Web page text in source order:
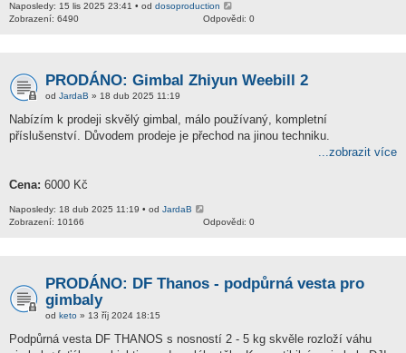
Naposledy: 15 lis 2025 23:41 • od dosoproduction
Odpovědi: 0
Zobrazení: 6490
PRODÁNO: Gimbal Zhiyun Weebill 2
od JardaB » 18 dub 2025 11:19
Nabízím k prodeji skvělý gimbal, málo používaný, kompletní
příslušenství. Důvodem prodeje je přechod na jinou techniku.
...zobrazit více
Cena: 6000 Kč
Naposledy: 18 dub 2025 11:19 • od JardaB
Odpovědi: 0
Zobrazení: 10166
PRODÁNO: DF Thanos - podpůrná vesta pro
gimbaly
od keto » 13 říj 2024 18:15
Podpůrná vesta DF THANOS s nosností 2 - 5 kg skvěle rozloží váhu